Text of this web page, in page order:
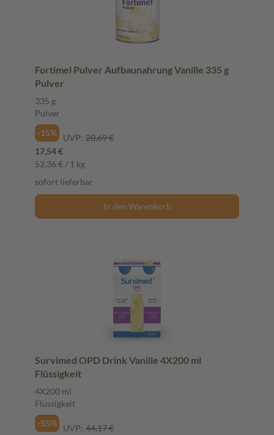
Fortimel Pulver Aufbaunahrung Vanille 335 g
Pulver
335 g
Pulver
-15%
UVP: 20,69 €
17,54 €
52,36 € / 1 kg
sofort lieferbar
In den Warenkorb
Survimed OPD Drink Vanille 4X200 ml
Flüssigkeit
4X200 ml
Flüssigkeit
-55%
UVP: 44,17 €